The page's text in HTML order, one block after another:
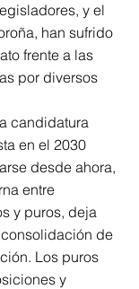
y el
han sufrido
frente a las
por diversos
candidatura
en el 2030
desde ahora,
entre
y puros, deja
de
Los puros
y